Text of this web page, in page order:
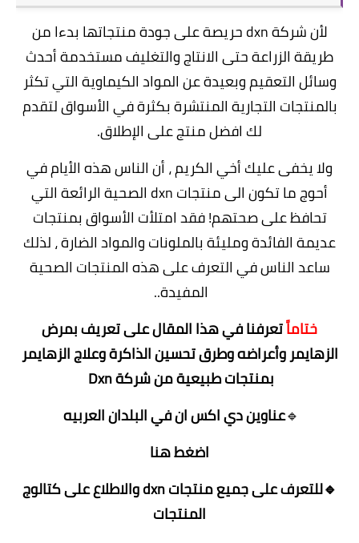
لأن شركة dxn حريصة على جودة منتجاتها بدءا من
طريقة الزراعة حتى الانتاج والتغليف مستخدمة أحدث
وسائل التعقيم وبعيدة عن المواد الكيماوية التي تكثر
بالمنتجات التجارية المنتشرة بكثرة في الأسواق لتقدم
لك افضل منتج على الإطلاق.
ولا يخفى عليك أخي الكريم ، أن الناس هذه الأيام في
أحوج ما تكون الى منتجات dxn الصحية الرائعة التي
تحافظ على صحتهم! فقد امتلأت الأسواق بمنتجات
عديمة الفائدة ومليئة بالملونات والمواد الضارة ، لذلك
ساعد الناس في التعرف على هذه المنتجات الصحية
المفيدة..
ختاماًتعرفنا في هذا المقال على تعريف بمرض
الزهايمر وأعراضه وطرق تحسين الذاكرة وعلاج الزهايمر
بمنتجات طبيعية من شركة Dxn
🔹عناوين دي اكس ان في البلدان العربيه
اضغط هنا
🔹للتعرف على جميع منتجات dxn والاطلاع على كتالوج
المنتجات